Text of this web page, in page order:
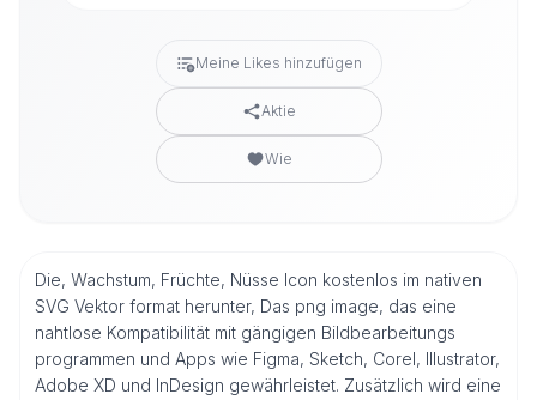
Meine Likes hinzufügen
Aktie
Wie
Die, Wachstum, Früchte, Nüsse Icon kostenlos im nativen
SVG Vektor format herunter, Das png image, das eine
nahtlose Kompatibilität mit gängigen Bildbearbeitungs
programmen und Apps wie Figma, Sketch, Corel, Illustrator,
Adobe XD und InDesign gewährleistet. Zusätzlich wird eine